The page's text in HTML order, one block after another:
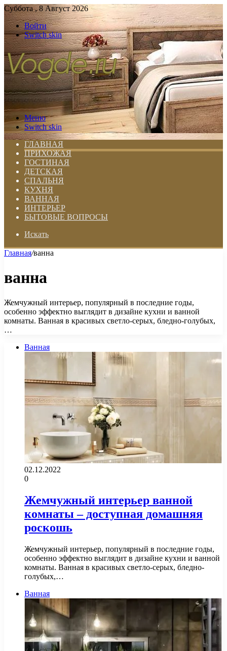
Суббота , 8 Август 2026
Войти
Switch skin
Меню
Switch skin
ГЛАВНАЯ
ПРИХОЖАЯ
ГОСТИНАЯ
ДЕТСКАЯ
СПАЛЬНЯ
КУХНЯ
ВАННАЯ
ИНТЕРЬЕР
БЫТОВЫЕ ВОПРОСЫ
Искать
Главная/ванна
ванна
Жемчужный интерьер, популярный в последние годы,
особенно эффектно выглядит в дизайне кухни и ванной
комнаты. Ванная в красивых светло-серых, бледно-голубых,
…
Ванная
02.12.2022
0
Жемчужный интерьер ванной
комнаты – доступная домашняя
роскошь
Жемчужный интерьер, популярный в последние годы,
особенно эффектно выглядит в дизайне кухни и ванной
комнаты. Ванная в красивых светло-серых, бледно-
голубых,…
Ванная